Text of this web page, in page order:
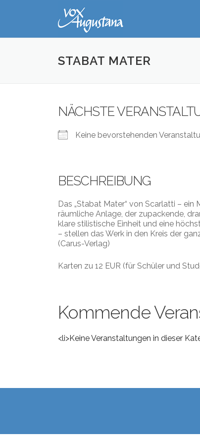
STABAT MATER
NÄCHSTE
Keine bevorstehenden
BESCHREIBUNG
Das „Stabat Mater“ von Scarlatti – ein
räumliche Anlage, der zupackende,
klare stilistische Einheit und eine
– stellen das Werk in den Kreis der
(Carus-Verlag)
Karten zu 12 EUR (für Schüler und
Kommende
<li>Keine Veranstaltungen in dieser